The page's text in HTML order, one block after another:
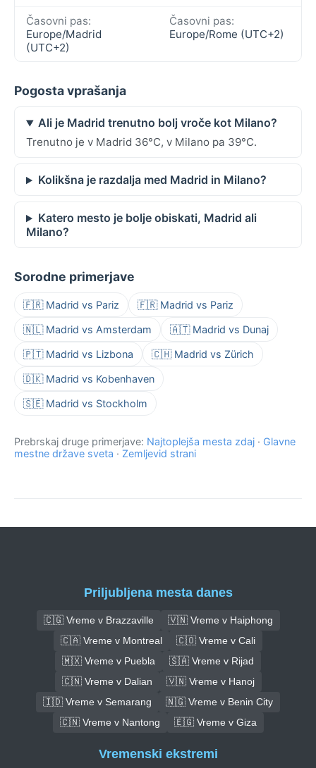
Časovni pas:
Europe/Madrid
(UTC+2)
Časovni pas:
Europe/Rome (UTC+2)
Pogosta vprašanja
Ali je Madrid trenutno bolj vroče kot Milano?
Trenutno je v Madrid 36°C, v Milano pa 39°C.
Kolikšna je razdalja med Madrid in Milano?
Katero mesto je bolje obiskati, Madrid ali
Milano?
Sorodne primerjave
🇫🇷 Madrid vs Pariz 🇫🇷 Madrid vs Pariz
🇳🇱 Madrid vs Amsterdam 🇦🇹 Madrid vs Dunaj
🇵🇹 Madrid vs Lizbona 🇨🇭 Madrid vs Zürich
🇩🇰 Madrid vs Kobenhaven
🇸🇪 Madrid vs Stockholm
Prebrskaj druge primerjave: Najtoplejša mesta zdaj · Glavne
mestne države sveta · Zemljevid strani
Priljubljena mesta danes
🇨🇬 Vreme v Brazzaville
🇻🇳 Vreme v Haiphong
🇨🇦 Vreme v Montreal
🇨🇴 Vreme v Cali
🇲🇽 Vreme v Puebla
🇸🇦 Vreme v Rijad
🇨🇳 Vreme v Dalian
🇻🇳 Vreme v Hanoj
🇮🇩 Vreme v Semarang
🇳🇬 Vreme v Benin City
🇨🇳 Vreme v Nantong
🇪🇬 Vreme v Giza
Vremenski ekstremi